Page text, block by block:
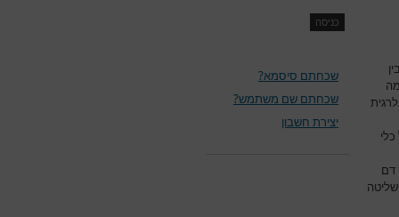
דם
שכחתם סיסמא?
שכחתם שם משתמש?
יצירת חשבון